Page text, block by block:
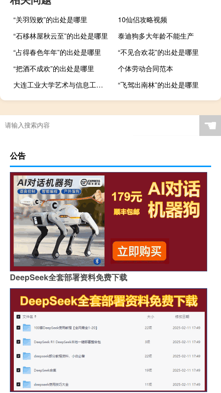
“关羽毁败”的出处是哪里
10仙侣攻略视频
“石移林屋秋云至”的出处是哪里
泰迪狗多大年龄不能生产
“占得春色年年”的出处是哪里
“不见合欢花”的出处是哪里
“把酒不成欢”的出处是哪里
个体劳动合同范本
大连工业大学艺术与信息工程学院的专业有哪些
“飞驾出南林”的出处是哪里
☚
公告
DeepSeek全套部署资料免费下载